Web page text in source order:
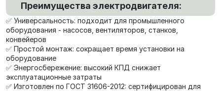
Преимущества электродвигателя:
✅ Универсальность: подходит для промышленного
оборудования - насосов, вентиляторов, станков,
конвейеров
✅ Простой монтаж: сокращает время установки на
оборудование
✅ Энергосбережение: высокий КПД снижает
эксплуатационные затраты
✅ Изготовлен по ГОСТ 31606-2012: сертифицирован для